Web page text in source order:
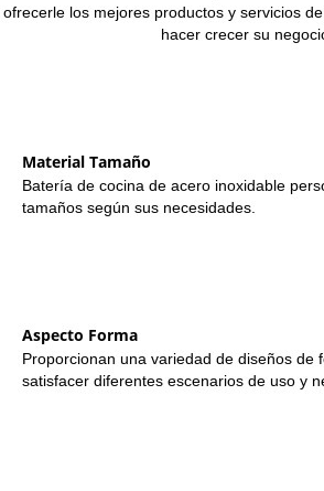
ofrecerle los mejores productos y servicios
hacer crecer su
Material Tamaño
Batería de cocina de acero inoxidable
tamaños según sus necesidades.
Aspecto Forma
Proporcionan una variedad de diseños de
satisfacer diferentes escenarios de uso y